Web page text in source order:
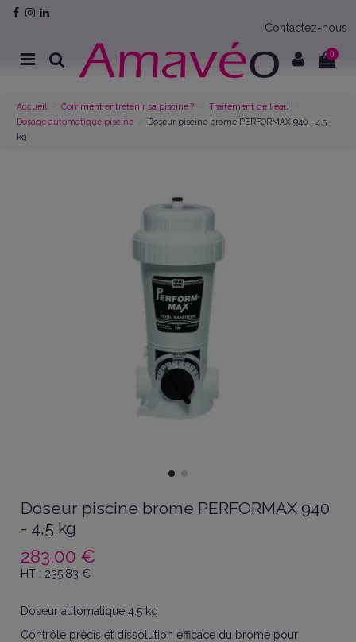
Contactez-nous
0
Accueil Comment entretenir sa piscine ?
Traitement de l'eau
Dosage automatique piscine
Doseur piscine brome PERFORMAX 940 - 4,5
kg
Doseur piscine brome PERFORMAX 940
- 4,5 kg
283,00 €
HT : 235,83€
Doseur automatique 4.5 kg
Contrôle précis et dissolution efficace du brome pour